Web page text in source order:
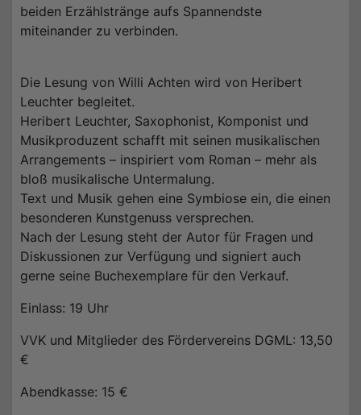
beiden Erzählstränge aufs Spannendste
miteinander zu verbinden.
Die Lesung von Willi Achten wird von Heribert
Leuchter begleitet.
Heribert Leuchter, Saxophonist, Komponist und
Musikproduzent schafft mit seinen musikalischen
Arrangements – inspiriert vom Roman – mehr als
bloß musikalische Untermalung.
Text und Musik gehen eine Symbiose ein, die einen
besonderen Kunstgenuss versprechen.
Nach der Lesung steht der Autor für Fragen und
Diskussionen zur Verfügung und signiert auch
gerne seine Buchexemplare für den Verkauf.
Einlass: 19 Uhr
VVK und Mitglieder des Fördervereins DGML: 13,50
€
Abendkasse: 15 €